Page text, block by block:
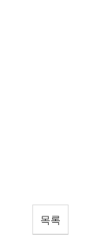
목록